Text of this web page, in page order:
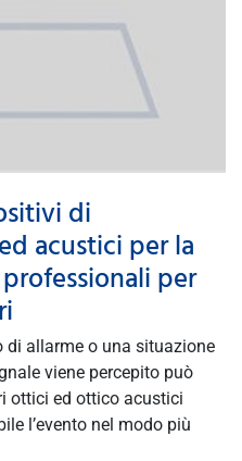
di
acustici per la
per
di allarme o una situazione
viene percepito può
ottici ed ottico acustici
l’evento nel modo più